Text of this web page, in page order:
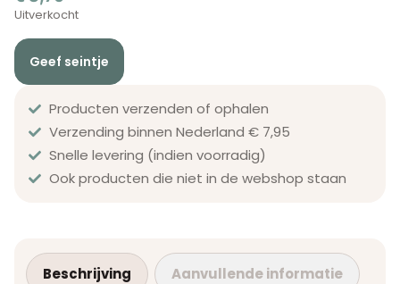
Uitverkocht
Geef seintje
Producten verzenden of ophalen
Verzending binnen Nederland € 7,95
Snelle levering (indien voorradig)
Ook producten die niet in de webshop staan​
Beschrijving Aanvullende informatie